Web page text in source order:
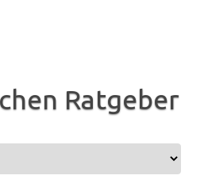
Ratgeber